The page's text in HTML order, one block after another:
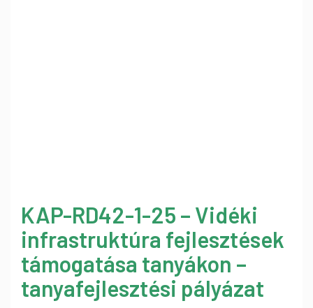
KAP-RD42-1-25 – Vidéki
infrastruktúra fejlesztések
támogatása tanyákon –
tanyafejlesztési pályázat